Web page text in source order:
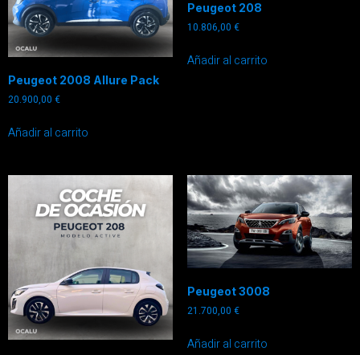
Peugeot 2008 Allure Pack
20.900,00 €
Añadir al carrito
Peugeot 208
10.806,00 €
Añadir al carrito
Peugeot 3008
21.700,00 €
Añadir al carrito